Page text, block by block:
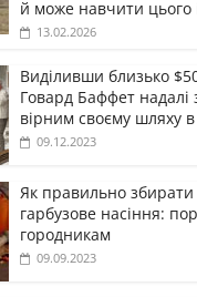
й може навчити цього
13.02.2026
Виділивши близько
Говард Баффет надалі
вірним своєму шляху в
09.12.2023
Як правильно збирати
гарбузове насіння:
городникам
09.09.2023